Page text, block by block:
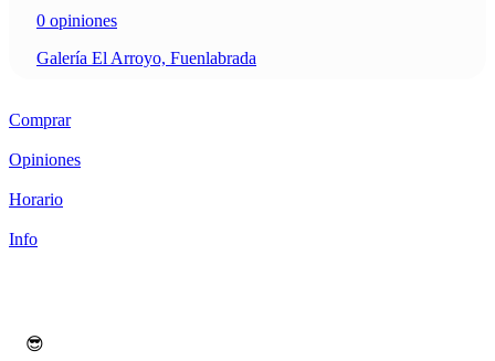
0 opiniones
Galería El Arroyo, Fuenlabrada
Comprar
Opiniones
Horario
Info
😎